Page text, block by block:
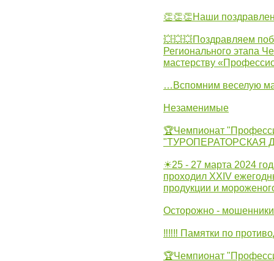
👏👏👏Наши
💥💥💥Поздравляем
Регионального этапа
мастерству
…Вспомним веселую
Незаменимые
🏆Чемпионат
"ТУРОПЕРАТОРСКАЯ
☀25 - 27 марта 2024
проходил XXIV
продукции и
Осторожно -
‼‼‼ Памятки по
🏆Чемпионат